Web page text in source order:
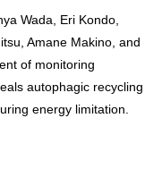
Wada, Eri Kondo,
Amane Makino, and
of monitoring
autophagic recycling
energy limitation.